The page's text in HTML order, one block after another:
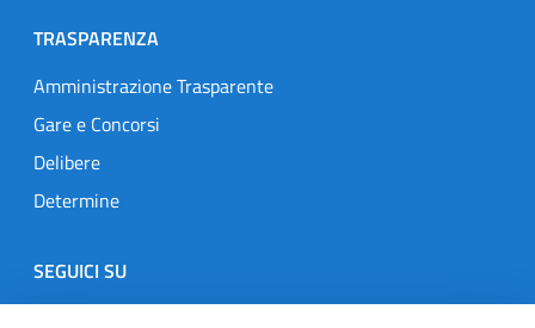
TRASPARENZA
Amministrazione Trasparente
Gare e Concorsi
Delibere
Determine
SEGUICI SU
Designers Italia
TwitterInstagramYoutubeLinkedin